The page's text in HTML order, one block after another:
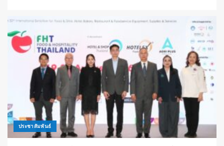
ประชาสัมพันธ์